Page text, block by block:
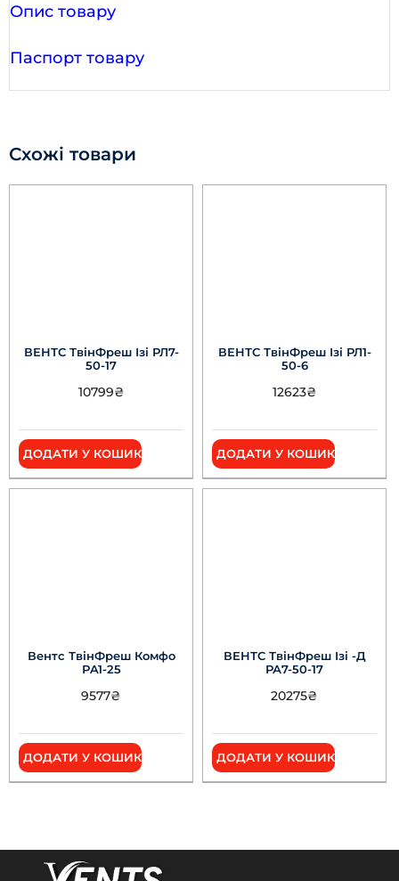
Опис товару
Паспорт товару
Схожі товари
ВЕНТС ТвінФреш Ізі РЛ7-
50-17
10799₴
ДОДАТИ У КОШИК
ВЕНТС ТвінФреш Ізі РЛ1-
50-6
12623₴
ДОДАТИ У КОШИК
Вентс ТвінФреш Комфо
РA1-25
9577₴
ДОДАТИ У КОШИК
ВЕНТС ТвінФреш Ізі -Д
РА7-50-17
20275₴
ДОДАТИ У КОШИК